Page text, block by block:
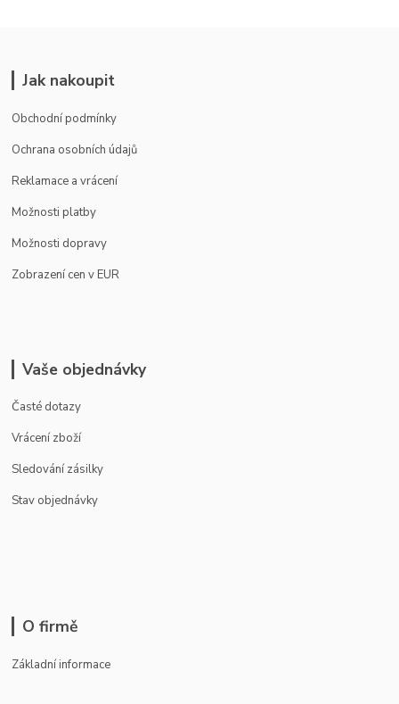
Jak nakoupit
Obchodní podmínky
Ochrana osobních údajů
Reklamace a vrácení
Možnosti platby
Možnosti dopravy
Zobrazení cen v EUR
Vaše objednávky
Časté dotazy
Vrácení zboží
Sledování zásilky
Stav objednávky
O firmě
Základní informace